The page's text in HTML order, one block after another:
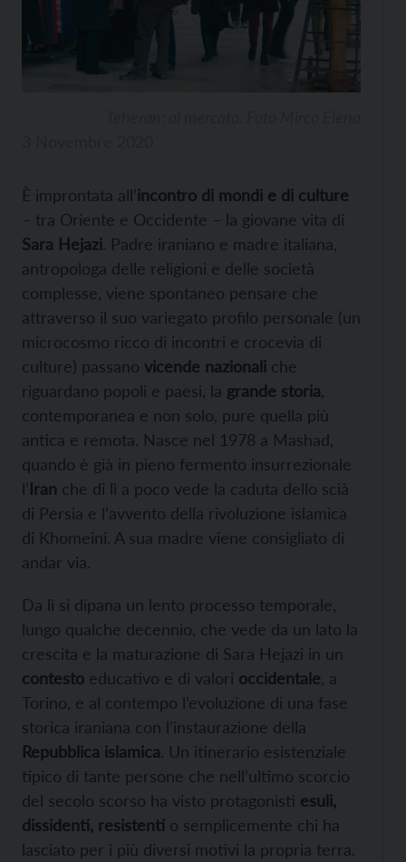
È improntata all’incontro di mondi e di culture
– tra Oriente e Occidente – la giovane vita di
Sara Hejazi. Padre iraniano e madre italiana,
antropologa delle religioni e delle società
complesse, viene spontaneo pensare che
attraverso il suo variegato profilo personale (un
microcosmo ricco di incontri e crocevia di
culture) passano vicende nazionali che
riguardano popoli e paesi, la grande storia
contemporanea e non solo, pure quella più
antica e remota. Nasce nel 1978 a Mashad,
quando è già in pieno fermento insurrezionale
l’Iran che di lì a poco vede la caduta dello scià
di Persia e l’avvento della rivoluzione islamica
di Khomeini. A sua madre viene consigliato di
andar via.
Da lì si dipana un lento processo temporale,
lungo qualche decennio, che vede da un lato la
crescita e la maturazione di Sara Hejazi in un
contesto educativo e di valori occidentale , a
Torino, e al contempo l’evoluzione di una fase
storica iraniana con l’instaurazione della
Repubblica islamica. Un itinerario esistenziale
tipico di tante persone che nell’ultimo scorcio
del secolo scorso ha visto protagonisti esuli,
dissidenti, resistenti o semplicemente chi ha
lasciato per i più diversi motivi la propria terra.